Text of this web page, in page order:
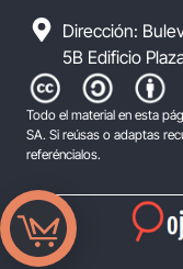
Dirección:
5B Edificio
Todo el material en esta
SA. Si reúsas o adaptas
referéncialos.